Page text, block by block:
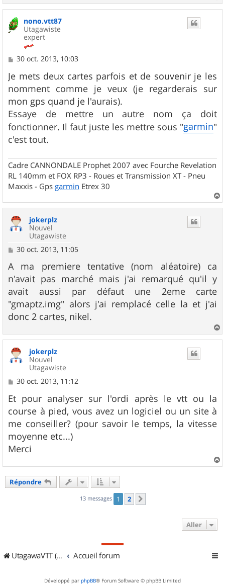
a
nono.vtt87
Utagawiste
expert
M
s
s
a
g
e
30 oct. 2013, 10:03
Je mets deux cartes parfois et de souvenir je les
nomment comme je veux (je regarderais sur
mon gps quand je l'aurais).
Essaye de mettre un autre nom ça doit
fonctionner. Il faut juste les mettre sous "garmin"
c'est tout.
Cadre CANNONDALE Prophet 2007 avec Fourche Revelation
RL 140mm et FOX RP3 - Roues et Transmission XT - Pneu
Maxxis - Gps garmin Etrex 30
a
jokerplz
Nouvel
Utagawiste
M
s
a
g
e
30 oct. 2013, 11:05
A ma premiere tentative (nom aléatoire) ca
n'avait pas marché mais j'ai remarqué qu'il y
avait aussi par défaut une 2eme carte
"gmaptz.img" alors j'ai remplacé celle la et j'ai
donc 2 cartes, nikel.
a
jokerplz
Nouvel
Utagawiste
M
s
s
a
g
e
30 oct. 2013, 11:12
Et pour analyser sur l'ordi après le vtt ou la
course à pied, vous avez un logiciel ou un site à
me conseiller? (pour savoir le temps, la vitesse
moyenne etc...)
Merci
a
Répondre
13 messages 1 2
Aller
UtagawaVTT (Randos VTT et VTTAE avec traces GPS) Accueil forum
Développé par phpBB® Forum Software © phpBB Limited